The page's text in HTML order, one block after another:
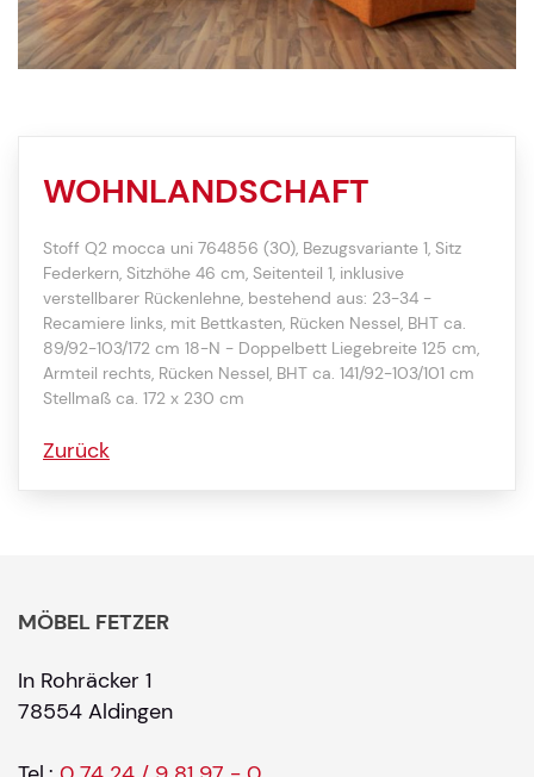
WOHNLANDSCHAFT
Stoff Q2 mocca uni 764856 (30), Bezugsvariante 1, Sitz
Federkern, Sitzhöhe 46 cm, Seitenteil 1, inklusive
verstellbarer Rückenlehne, bestehend aus: 23-34 -
Recamiere links, mit Bettkasten, Rücken Nessel, BHT ca.
89/92-103/172 cm 18-N - Doppelbett Liegebreite 125 cm,
Armteil rechts, Rücken Nessel, BHT ca. 141/92-103/101 cm
Stellmaß ca. 172 x 230 cm
Zurück
MÖBEL FETZER
In Rohräcker 1
78554 Aldingen